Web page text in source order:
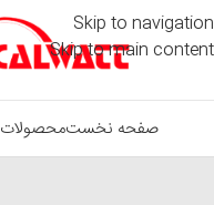
Skip to navigation
Skip to main content
صفحه نخستمحصولات